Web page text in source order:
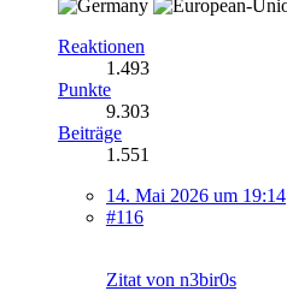
Reaktionen
1.493
Punkte
9.303
Beiträge
1.551
14. Mai 2026 um 19:14
#116
Zitat von n3bir0s